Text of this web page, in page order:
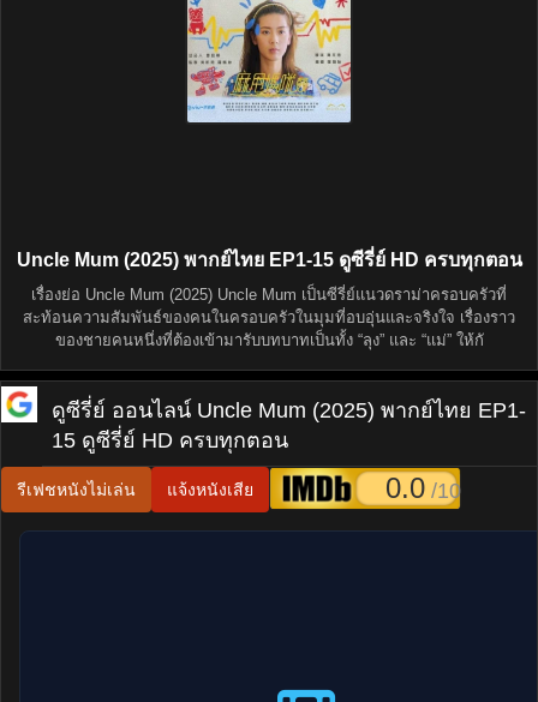
Uncle Mum (2025) พากย์ไทย EP1-15 ดูซีรี่ย์ HD ครบทุกตอน
เรื่องย่อ Uncle Mum (2025) Uncle Mum เป็นซีรี่ย์แนวดราม่าครอบครัวที่
สะท้อนความสัมพันธ์ของคนในครอบครัวในมุมที่อบอุ่นและจริงใจ เรื่องราว
ของชายคนหนึ่งที่ต้องเข้ามารับบทบาทเป็นทั้ง “ลุง” และ “แม่” ให้กั
ดูซีรี่ย์ ออนไลน์ Uncle Mum (2025) พากย์ไทย EP1-
15 ดูซีรี่ย์ HD ครบทุกตอน
รีเฟชหนังไม่เล่น แจ้งหนังเสีย 0.0 /10